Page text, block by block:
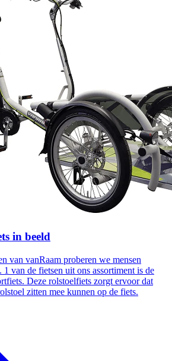
in beeld
van vanRaam proberen we mensen
van de fietsen uit ons assortiment is de
Deze rolstoelfiets zorgt ervoor dat
zitten mee kunnen op de fiets.